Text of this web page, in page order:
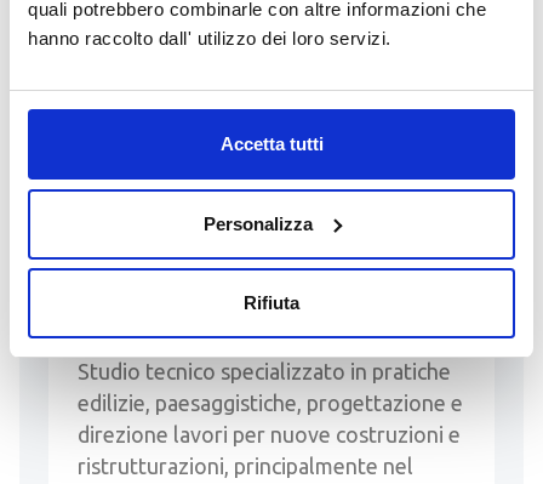
quali potrebbero combinarle con altre informazioni che
hanno raccolto dall' utilizzo dei loro servizi.
Accetta tutti
Personalizza
Rifiuta
GEOMETRA/ARCHITETTO
PRESSO STUDIO TECNICO
Inserito da MICHELE GEOMETRA
MUTTI
Studio tecnico specializzato in pratiche
edilizie, paesaggistiche, progettazione e
direzione lavori per nuove costruzioni e
ristrutturazioni, principalmente nel